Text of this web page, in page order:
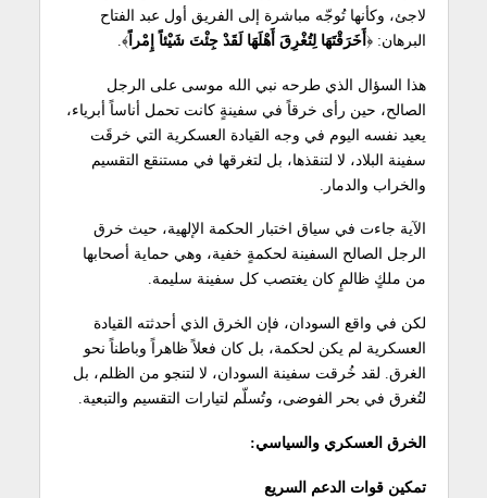
لاجئ، وكأنها تُوجّه مباشرة إلى الفريق أول عبد الفتاح
البرهان: ﴿ أَخَرَقْتَهَا لِتُغْرِقَ أَهْلَهَا لَقَدْ جِئْتَ شَيْئاً إِمْراً﴾.
هذا السؤال الذي طرحه نبي الله موسى على الرجل
الصالح، حين رأى خرقاً في سفينةٍ كانت تحمل أناساً أبرياء،
يعيد نفسه اليوم في وجه القيادة العسكرية التي خرقَت
سفينة البلاد، لا لتنقذها، بل لتغرقها في مستنقع التقسيم
والخراب والدمار.
الآية جاءت في سياق اختبار الحكمة الإلهية، حيث خرق
الرجل الصالح السفينة لحكمةٍ خفية، وهي حماية أصحابها
من ملكٍ ظالمٍ كان يغتصب كل سفينة سليمة.
لكن في واقع السودان، فإن الخرق الذي أحدثته القيادة
العسكرية لم يكن لحكمة، بل كان فعلاً ظاهراً وباطناً نحو
الغرق. لقد خُرقت سفينة السودان، لا لتنجو من الظلم، بل
لتُغرق في بحر الفوضى، وتُسلّم لتيارات التقسيم والتبعية.
الخرق العسكري والسياسي:
تمكين قوات الدعم السريع